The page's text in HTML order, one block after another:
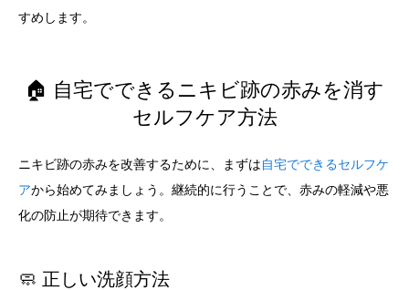
すめします。
🏠 自宅でできるニキビ跡の赤みを消す
セルフケア方法
ニキビ跡の赤みを改善するために、まずは自宅でできるセルフケ
アから始めてみましょう。継続的に行うことで、赤みの軽減や悪
化の防止が期待できます。
🧼 正しい洗顔方法